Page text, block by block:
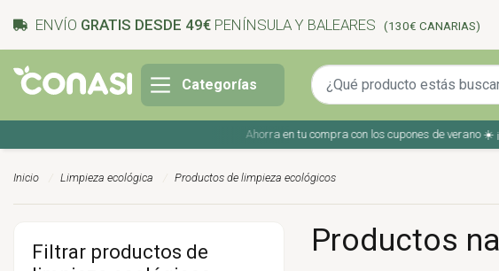
ENVÍO GRATIS DESDE 49€ PENÍNSULA Y BALEARES (130€ CANARIAS)
Categorías
Ahorra en tu compra con los cupones de verano ☀️
Inicio Limpieza ecológica Productos de limpieza ecológicos
Productos
Filtrar productos de